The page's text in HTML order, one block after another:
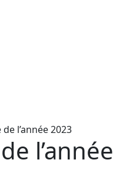
l’année 2023
l’année